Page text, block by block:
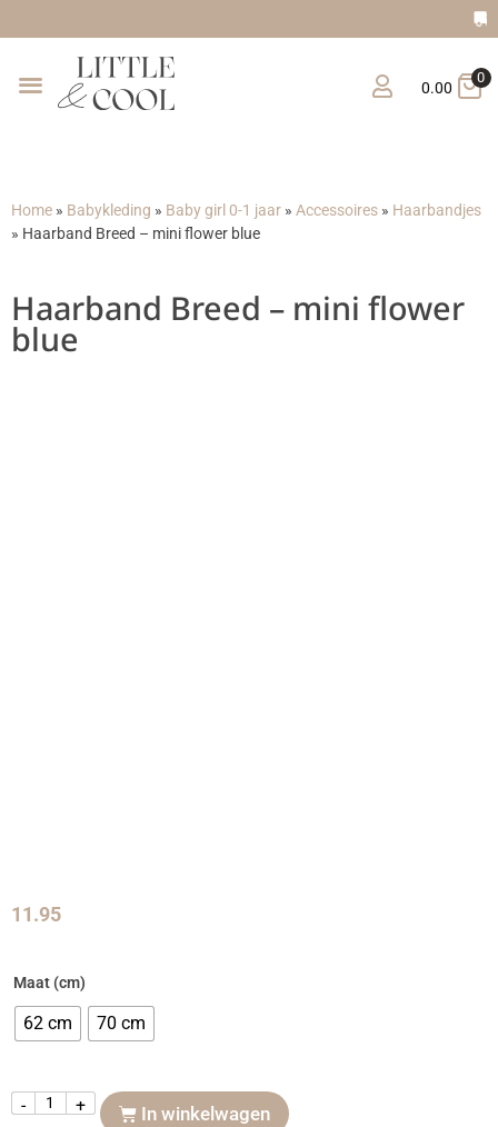
Gratis verzending vanaf
0.00
0
Home » Babykleding » Baby girl 0-1 jaar » Accessoires » Haarbandjes
» Haarband Breed – mini flower blue
Haarband Breed – mini flower
blue
11.95
Maat (cm)
62 cm 70 cm
- + In winkelwagen